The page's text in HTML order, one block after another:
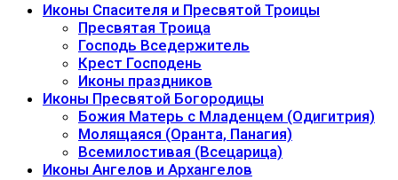
Иконы Спасителя и Пресвятой Троицы
Пресвятая Троица
Господь Вседержитель
Крест Господень
Иконы праздников
Иконы Пресвятой Богородицы
Божия Матерь с Младенцем (Одигитрия)
Молящаяся (Оранта, Панагия)
Всемилостивая (Всецарица)
Иконы Ангелов и Архангелов